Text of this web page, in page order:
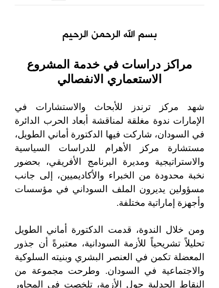
بسم الله الرحمن الرحيم
مراكز دراسات في خدمة المشروع
الاستعماري الانفصالي
شهد مركز ترندز للأبحاث والاستشارات في
الإمارات ندوة مغلقة لمناقشة أبعاد الحرب الدائرة
في السودان، شاركت فيها الدكتورة أماني الطويل،
مستشارة مركز الأهرام للدراسات السياسية
والاستراتيجية ومديرة البرنامج الأفريقي، بحضور
نخبة محدودة من الخبراء والأكاديميين، إلى جانب
مسؤولين يديرون الملف السوداني في مؤسسات
وأجهزة إماراتية مختلفة.
ومن خلال الندوة، قدمت الدكتورة أماني الطويل
تحليلاً تشريحياً للأزمة السودانية، معتبرةً أن جذور
المعضلة تكمن في العنصر البشري وبنيته السلوكية
والاجتماعية في السودان. وطرحت مجموعة من
النقاط الجدلية حول الأزمة، تلخصت في المحاور